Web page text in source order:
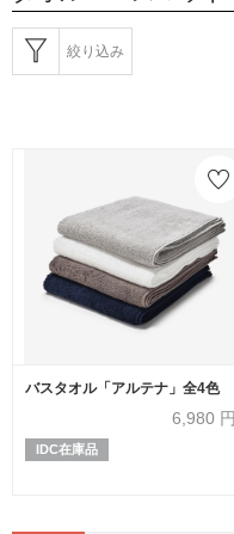
絞り込み
バスタオル「アルテナ」全4色
6,980 円
IDC在庫品